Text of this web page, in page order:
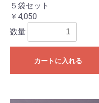
５袋セット
￥4,050
数量
カートに入れる